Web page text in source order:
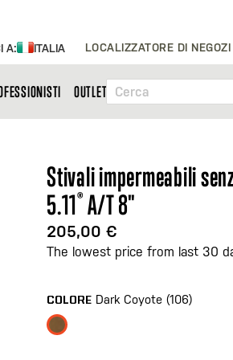
A: ITALIA LOCALIZZATORE DI NEGOZI
Cerca
OUTLET
Stivali impermeabili
5.11® A/T 8"
205,00 €
The lowest price from last 30
COLORE Dark Coyote (106)